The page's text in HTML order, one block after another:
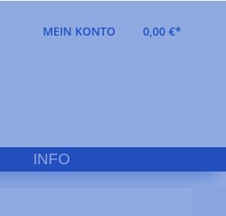
MEIN KONTO
0,00 €*
INFO